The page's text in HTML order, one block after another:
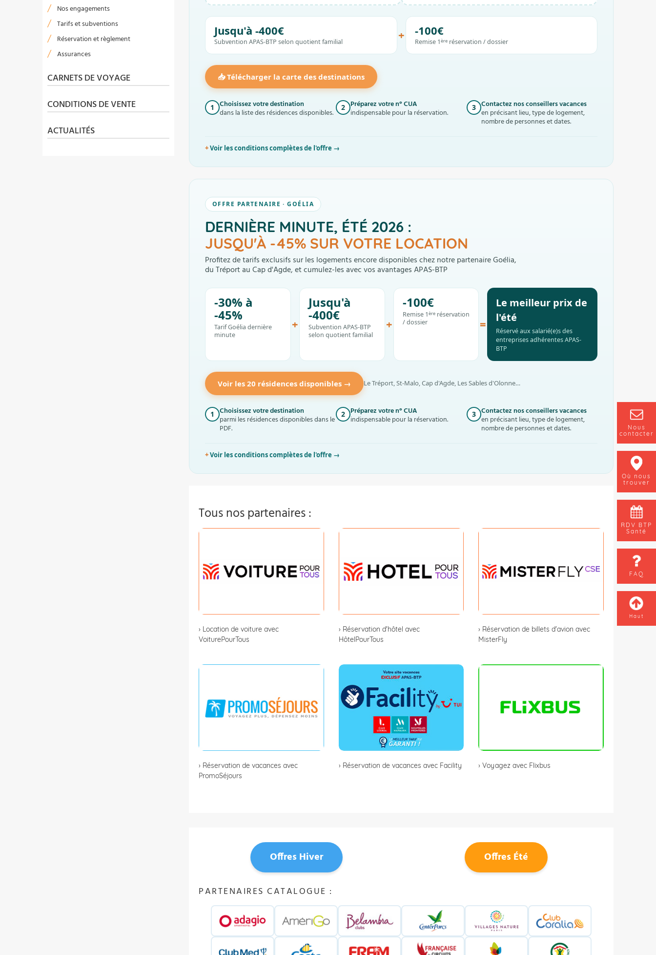
Nos engagements
Tarifs et subventions
Réservation et règlement
Assurances
CARNETS DE VOYAGE
CONDITIONS DE VENTE
ACTUALITÉS
Jusqu'à -400€
Subvention APAS-BTP selon quotient familial + -100€
Remise 1èreréservation / dossier
📥 Télécharger la carte des destinations
1
Choisissez votre destination
dans la liste des résidences disponibles.
2
Préparez votre n° CUA
indispensable pour la réservation.
3 Contactez nos conseillers vacances
en précisant lieu, type de logement,
nombre de personnes et dates.
Voir les conditions complètes de l'offre →
OFFRE PARTENAIRE · GOÉLIA
DERNIÈRE MINUTE, ÉTÉ 2026 :
JUSQU'À -45% SUR VOTRE LOCATION
Profitez de tarifs exclusifs sur les logements encore disponibles chez notre partenaire Goélia,
du Tréport au Cap d'Agde, et cumulez-les avec vos avantages APAS-BTP
-30% à
-45%
Tarif Goélia dernière
minute
+
Jusqu'à
-400€
Subvention APAS-BTP
selon quotient familial
+
-100€
Remise 1èreréservation
/ dossier
=
Le meilleur prix de
l'été
Réservé aux salarié(e)s des
entreprises adhérentes APAS-
BTP
Voir les 20 résidences disponibles → Le Tréport, St-Malo, Cap d'Agde, Les Sables d'Olonne…
1
Choisissez votre destination
parmi les résidences disponibles dans le
PDF.
2
Préparez votre n° CUA
indispensable pour la réservation.
3 Contactez nos conseillers vacances
en précisant lieu, type de logement,
nombre de personnes et dates.
Voir les conditions complètes de l'offre →
Tous nos partenaires :
› Location de voiture avec
VoiturePourTous
› Réservation d'hôtel avec
HôtelPourTous
› Réservation de billets d'avion avec
MisterFly
› Réservation de vacances avec
PromoSéjours
› Réservation de vacances avec Facility › Voyagez avec Flixbus
Offres Hiver Offres Été
PARTENAIRES CATALOGUE :
Nous
contacter
Où nous
trouver
RDV BTP
Santé
FAQ
Haut